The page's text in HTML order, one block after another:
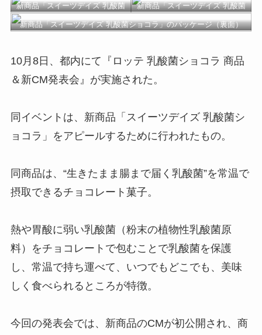
新商品「スイーツデイズ 乳酸菌
ショコラ」
新商品「スイーツデイズ 乳酸菌
ショコラ」
新商品「スイーツデイズ 乳酸菌ショコラ」のパッケージ（裏面）
10月8日、都内にて『ロッテ 乳酸菌ショコラ 商品
＆新CM発表会』が実施された。
同イベントは、新商品「スイーツデイズ 乳酸菌シ
ョコラ」をアピールするために行われたもの。
同商品は、“生きたまま腸まで届く乳酸菌”を常温で
摂取できるチョコレート菓子。
熱や胃酸に弱い乳酸菌（粉末の植物性乳酸菌原
料）をチョコレートで包むことで乳酸菌を保護
し、常温で持ち運べて、いつでもどこでも、美味
しく食べられるところが特徴。
今回の発表会では、新商品のCMが初公開され、商